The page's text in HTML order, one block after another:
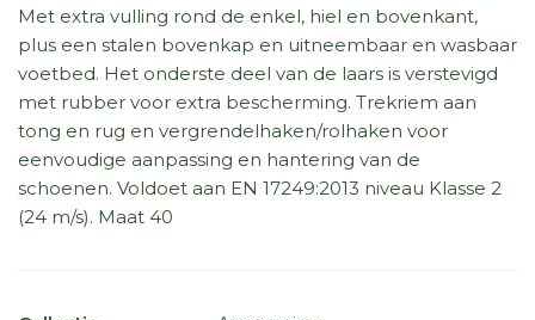
Met extra vulling rond de enkel, hiel en bovenkant,
plus een stalen bovenkap en uitneembaar en wasbaar
voetbed. Het onderste deel van de laars is verstevigd
met rubber voor extra bescherming. Trekriem aan
tong en rug en vergrendelhaken/rolhaken voor
eenvoudige aanpassing en hantering van de
schoenen. Voldoet aan EN 17249:2013 niveau Klasse 2
(24 m/s). Maat 40